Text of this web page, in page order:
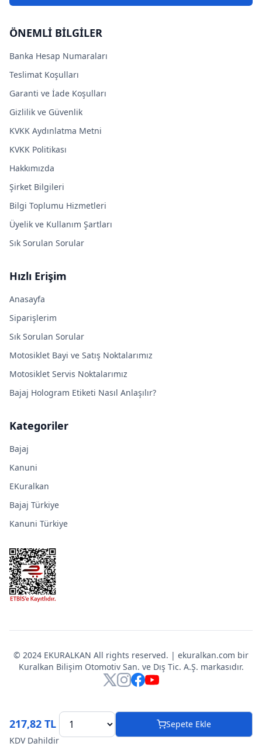
217,82 TL
KDV Dahildir
Sepete Ekle
ÖNEMLİ BİLGİLER
Banka Hesap Numaraları
Teslimat Koşulları
Garanti ve İade Koşulları
Gizlilik ve Güvenlik
KVKK Aydınlatma Metni
KVKK Politikası
Hakkımızda
Şirket Bilgileri
Bilgi Toplumu Hizmetleri
Üyelik ve Kullanım Şartları
Sık Sorulan Sorular
Hızlı Erişim
Anasayfa
Siparişlerim
Sık Sorulan Sorular
Motosiklet Bayi ve Satış Noktalarımız
Motosiklet Servis Noktalarımız
Bajaj Hologram Etiketi Nasıl Anlaşılır?
Kategoriler
Bajaj
Kanuni
EKuralkan
Bajaj Türkiye
Kanuni Türkiye
© 2024 EKURALKAN All rights reserved. | ekuralkan.com bir
Kuralkan Bilişim Otomotiv San. ve Dış Tic. A.Ş. markasıdır.